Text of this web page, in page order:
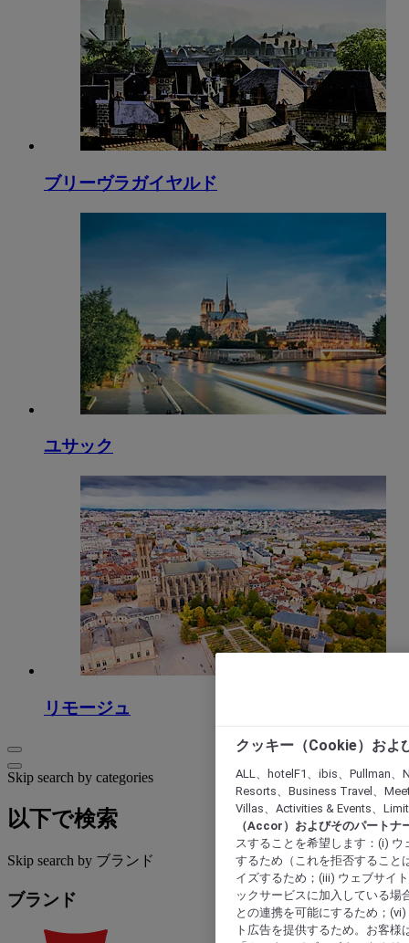
ブリーヴラガイヤルド
ユサック
リモージュ
Skip search by categories
以下で検索
Skip search by ブランド
ブランド
クッキー（Cookie）およ
ALL、hotelF1、ibis、Pullman
Resorts、Business Travel、
Villas、Activities & Events、
（Accor）およびそのパートナ
スすることを希望します：(i)
するため（これを拒否すること
イズするため；(iii) ウェブサイ
ックサービスに加入している場
との連携を可能にするため；
ト広告を提供するため。お客